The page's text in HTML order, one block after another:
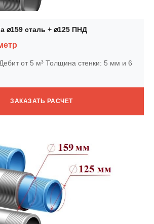
⌀159 сталь + ⌀125 ПНД
от 5 м³ Толщина стенки: 5 мм и 6
ЗАКАЗАТЬ РАСЧЕТ